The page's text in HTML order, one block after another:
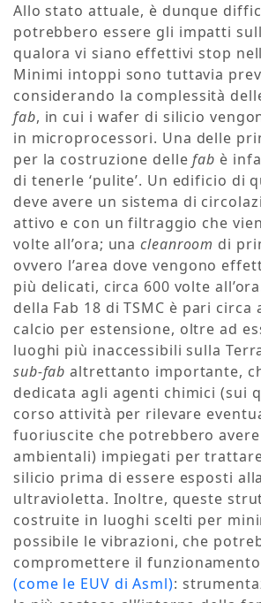
Allo stato attuale, è dunque
potrebbero essere gli impatti
qualora vi siano effettivi stop
Minimi intoppi sono tuttavia
considerando la complessità
fab, in cui i wafer di silicio
in microprocessori. Una delle
per la costruzione dellefab è
di tenerle ‘pulite’. Un edificio di
deve avere un sistema di
attivo e con un filtraggio che
volte all’ora; unacleanroom di
ovvero l’area dove vengono
più delicati, circa 600 volte
della Fab 18 di TSMC è pari circa
calcio per estensione, oltre ad
luoghi più inaccessibili sulla
sub-fab altrettanto importante,
dedicata agli agenti chimici (sui
corso attività per rilevare
fuoriuscite che potrebbero
ambientali) impiegati per
silicio prima di essere esposti
ultravioletta. Inoltre, queste
costruite in luoghi scelti per
possibile le vibrazioni, che
compromettere il
(come le EUV di Asml):